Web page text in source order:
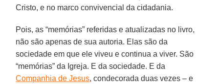
Cristo, e no marco convivencial da cidadania.
Pois, as “memórias” referidas e atualizadas no livro,
não são apenas de sua autoria. Elas são da
sociedade em que ele viveu e continua a viver. São
“memórias” da Igreja. E da sociedade. E da
Companhia de Jesus, condecorada duas vezes – e